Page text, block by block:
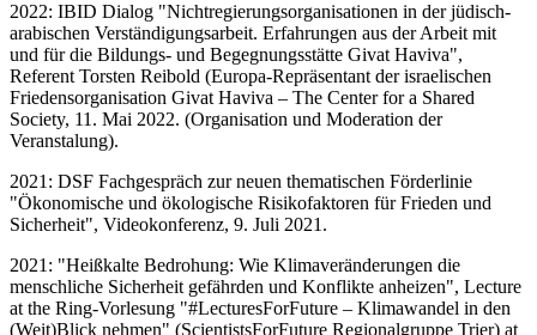
2022: IBID Dialog "Nichtregierungsorganisationen in der jüdisch-
arabischen Verständigungsarbeit. Erfahrungen aus der Arbeit mit
und für die Bildungs- und Begegnungsstätte Givat Haviva",
Referent Torsten Reibold (Europa-Repräsentant der israelischen
Friedensorganisation Givat Haviva – The Center for a Shared
Society, 11. Mai 2022. (Organisation und Moderation der
Veranstalung).
2021: DSF Fachgespräch zur neuen thematischen Förderlinie
"Ökonomische und ökologische Risikofaktoren für Frieden und
Sicherheit", Videokonferenz, 9. Juli 2021.
2021: "Heißkalte Bedrohung: Wie Klimaveränderungen die
menschliche Sicherheit gefährden und Konflikte anheizen", Lecture
at the Ring-Vorlesung "#LecturesForFuture – Klimawandel in den
(Weit)Blick nehmen" (ScientistsForFuture Regionalgruppe Trier) at